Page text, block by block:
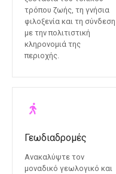
τρόπου ζωής, τη γνήσια
φιλοξενία και τη σύνδεση
με την πολιτιστική
κληρονομιά της
περιοχής.
Γεωδιαδρομές
Ανακαλύψτε τον
μοναδικό γεωλογικό και